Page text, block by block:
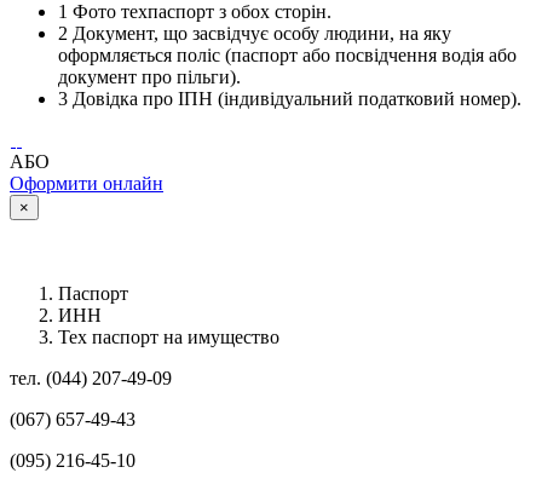
1 Фото техпаспорт з обох сторін.
2 Документ, що засвідчує особу людини, на яку
оформляється поліс (паспорт або посвідчення водія або
документ про пільги).
3 Довідка про ІПН (індивідуальний податковий номер).
АБО
Оформити онлайн
×
Паспорт
ИНН
Тех паспорт на имущество
тел. (044) 207-49-09
(067) 657-49-43
(095) 216-45-10